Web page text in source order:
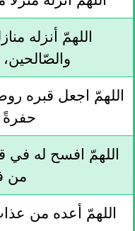
اللهمّ أنزله
اللهمّ اجعل قبره
حفرةً
اللهمّ افسح له في
من
اللهمّ أعده من